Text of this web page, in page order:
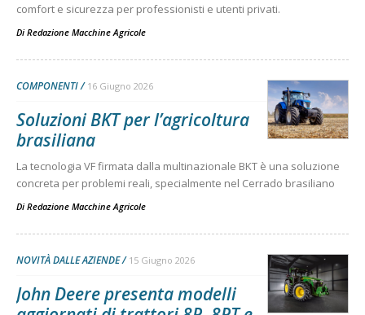
comfort e sicurezza per professionisti e utenti privati.
Di Redazione Macchine Agricole
COMPONENTI 16 Giugno 2026
Soluzioni BKT per l’agricoltura
brasiliana
La tecnologia VF firmata dalla multinazionale BKT è una soluzione
concreta per problemi reali, specialmente nel Cerrado brasiliano
Di Redazione Macchine Agricole
NOVITÀ DALLE AZIENDE 15 Giugno 2026
John Deere presenta modelli